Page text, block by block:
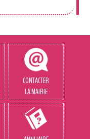
CONTACTER
LA MAIRIE